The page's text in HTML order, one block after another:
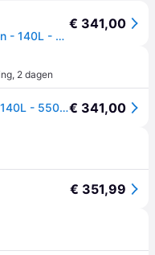
Scheppach MIX140 - Betonmolen - 140L - 550W
€ 341,00
, 2 dagen
Scheppach MIX140 - Betonmolen - 140L - 550W€ 341,00
€ 351,99